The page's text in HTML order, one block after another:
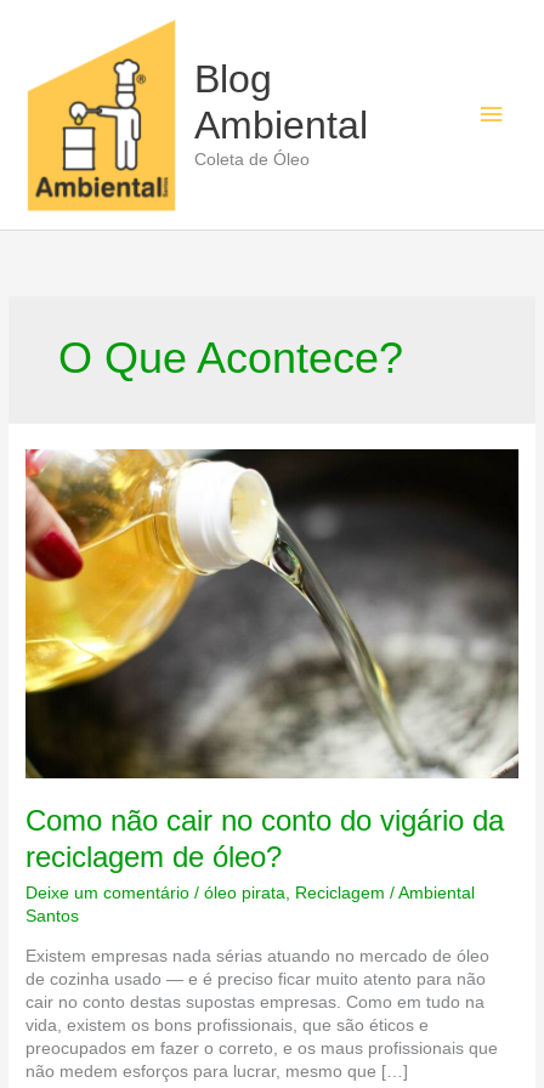
conteúdo
Blog
Ambiental
Coleta de Óleo
O Que Acontece?
Como não cair no conto do vigário da
reciclagem de óleo?
Deixe um comentário /óleo pirata Reciclagem /Ambiental
Santos
Existem empresas nada sérias atuando no mercado de óleo
de cozinha usado — e é preciso ficar muito atento para não
cair no conto destas supostas empresas. Como em tudo na
vida, existem os bons profissionais, que são éticos e
preocupados em fazer o correto, e os maus profissionais que
não medem esforços para lucrar, mesmo que […]